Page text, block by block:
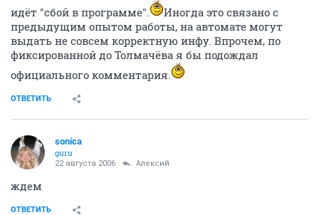
идёт "сбой в программе".
Иногда это связано с
предыдущим опытом работы, на автомате могут
выдать не совсем корректную инфу. Впрочем, по
фиксированной до Толмачёва я бы подождал
официального комментария.
ОТВЕТИТЬ
sonica
guru
22 августа 2006 Алексий
ждем
ОТВЕТИТЬ